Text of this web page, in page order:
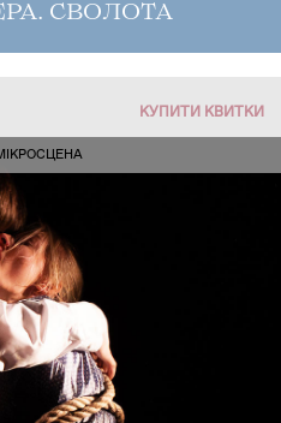
СВОЛОТА
КУПИТИ КВИТКИ